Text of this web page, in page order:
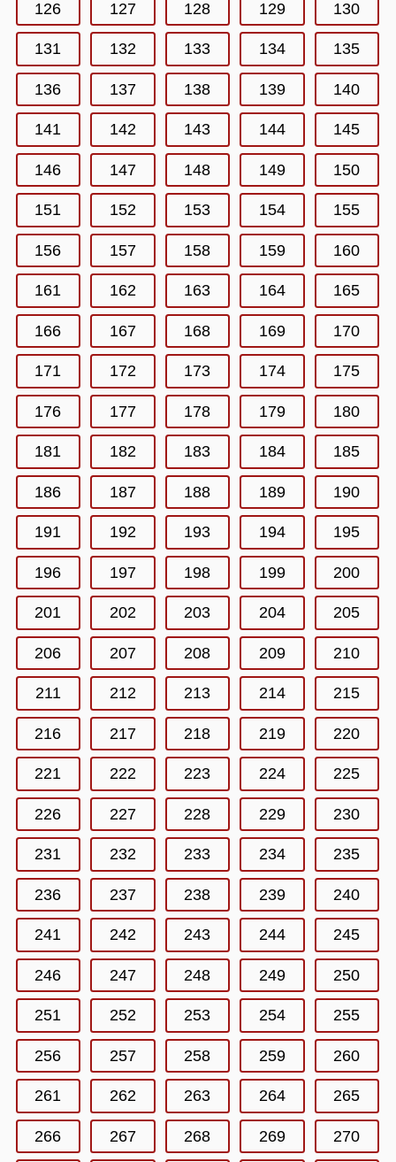
126 127 128 129 130
131 132 133 134 135
136 137 138 139 140
141 142 143 144 145
146 147 148 149 150
151 152 153 154 155
156 157 158 159 160
161 162 163 164 165
166 167 168 169 170
171 172 173 174 175
176 177 178 179 180
181 182 183 184 185
186 187 188 189 190
191 192 193 194 195
196 197 198 199 200
201 202 203 204 205
206 207 208 209 210
211 212 213 214 215
216 217 218 219 220
221 222 223 224 225
226 227 228 229 230
231 232 233 234 235
236 237 238 239 240
241 242 243 244 245
246 247 248 249 250
251 252 253 254 255
256 257 258 259 260
261 262 263 264 265
266 267 268 269 270